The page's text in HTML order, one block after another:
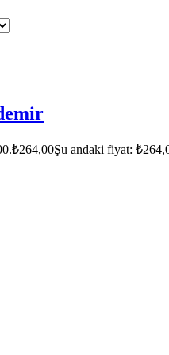
₺264,00Şu andaki fiyat: